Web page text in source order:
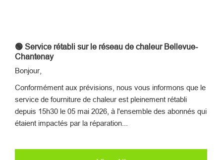
🟢 Service rétabli sur le réseau de chaleur Bellevue-
Chantenay
Bonjour,
Conformément aux prévisions, nous vous informons que le
service de fourniture de chaleur est pleinement rétabli
depuis 15h30 le 05 mai 2026, à l'ensemble des abonnés qui
étaient impactés par la réparation...